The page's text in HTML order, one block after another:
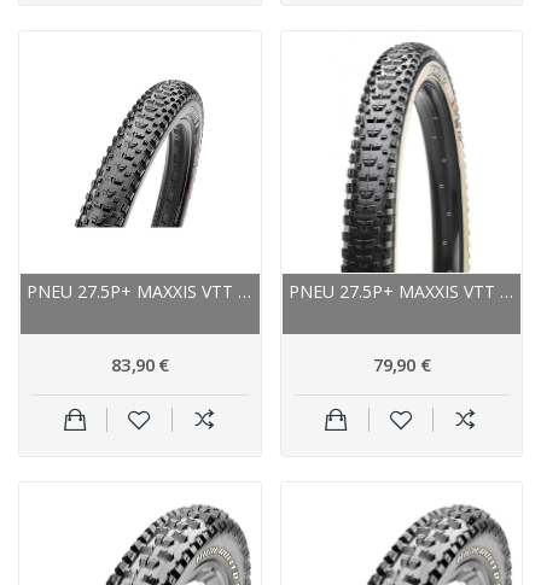
PNEU 27.5P+ MAXXIS VTT REKON+ TUBELESS READY...
83,90 €
PNEU 27.5P+ MAXXIS VTT REKON+ TUBELESS READY...
79,90 €